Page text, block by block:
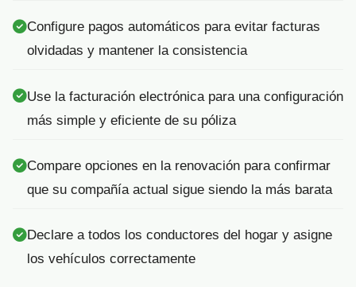
Configure pagos automáticos para evitar facturas
olvidadas y mantener la consistencia
Use la facturación electrónica para una configuración
más simple y eficiente de su póliza
Compare opciones en la renovación para confirmar
que su compañía actual sigue siendo la más barata
Declare a todos los conductores del hogar y asigne
los vehículos correctamente